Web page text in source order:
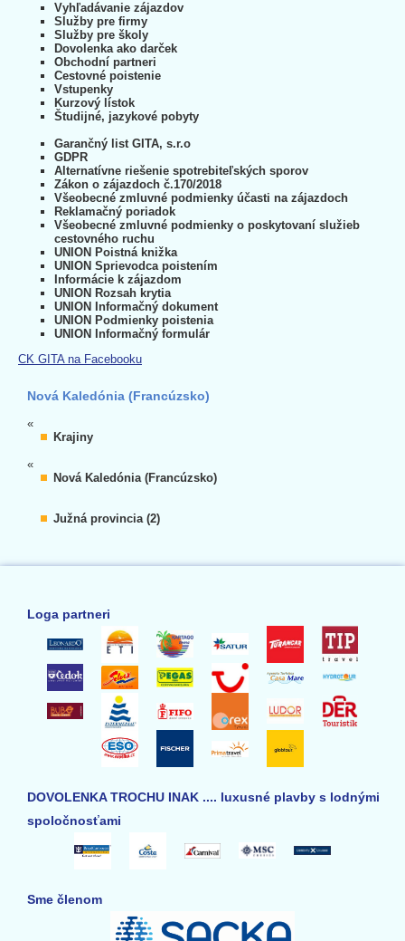
Vyhľadávanie zájazdov
Služby pre firmy
Služby pre školy
Dovolenka ako darček
Obchodní partneri
Cestovné poistenie
Vstupenky
Kurzový lístok
Študijné, jazykové pobyty
Garančný list GITA, s.r.o
GDPR
Alternatívne riešenie spotrebiteľských sporov
Zákon o zájazdoch č.170/2018
Všeobecné zmluvné podmienky účasti na zájazdoch
Reklamačný poriadok
Všeobecné zmluvné podmienky o poskytovaní služieb
cestovného ruchu
UNION Poistná knižka
UNION Sprievodca poistením
Informácie k zájazdom
UNION Rozsah krytia
UNION Informačný dokument
UNION Podmienky poistenia
UNION Informačný formulár
CK GITA na Facebooku
Nová Kaledónia (Francúzsko)
«
Krajiny
«
Nová Kaledónia (Francúzsko)
Južná provincia (2)
Loga partneri
DOVOLENKA TROCHU INAK .... luxusné plavby s lodnými
spoločnosťami
Sme členom